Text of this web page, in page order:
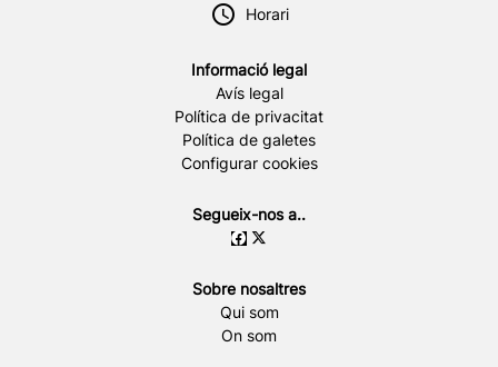
Horari
Informació legal
Avís legal
Política de privacitat
Política de galetes
Configurar cookies
Segueix-nos a..
Sobre nosaltres
Qui som
On som